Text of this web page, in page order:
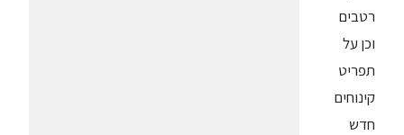
רטבים
וכן על
תפריט
קינוחים
חדש